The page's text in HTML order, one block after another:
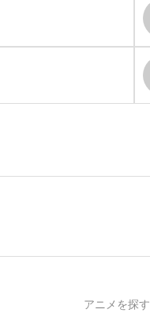
アニメを探す